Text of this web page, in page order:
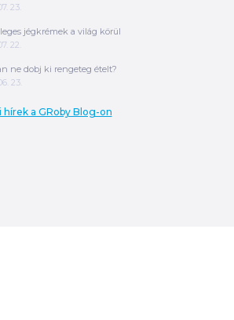
23.
jégkrémek a világ körül
22.
ne dobj ki rengeteg ételt?
23.
hírek a GRoby Blog-on